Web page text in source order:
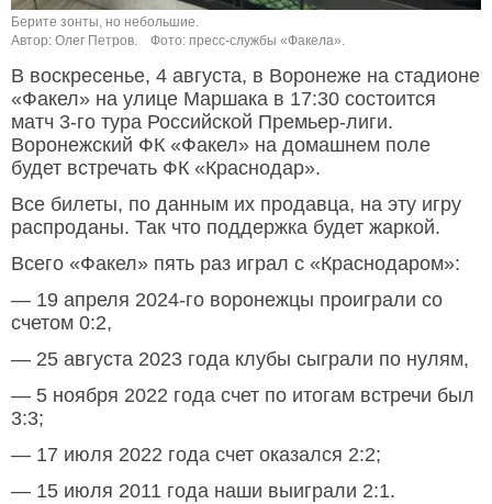
Берите зонты, но небольшие.
Автор: Олег Петров.
Фото: пресс-службы «Факела».
В воскресенье, 4 августа, в Воронеже на стадионе
«Факел» на улице Маршака в 17:30 состоится
матч 3-го тура Российской Премьер-лиги.
Воронежский ФК «Факел» на домашнем поле
будет встречать ФК «Краснодар».
Все билеты, по данным их продавца, на эту игру
распроданы. Так что поддержка будет жаркой.
Всего «Факел» пять раз играл с «Краснодаром»:
— 19 апреля 2024-го воронежцы проиграли со
счетом 0:2,
— 25 августа 2023 года клубы сыграли по нулям,
— 5 ноября 2022 года счет по итогам встречи был
3:3;
— 17 июля 2022 года счет оказался 2:2;
— 15 июля 2011 года наши выиграли 2:1.